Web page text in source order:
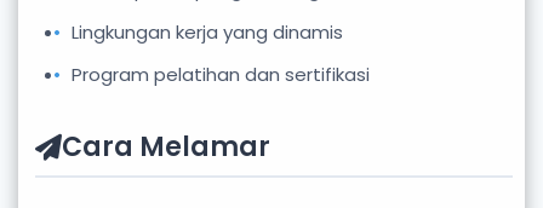
Lingkungan kerja yang dinamis
Program pelatihan dan sertifikasi
Cara Melamar